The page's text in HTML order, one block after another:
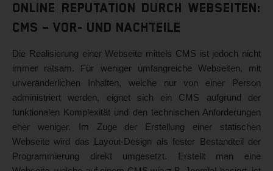
Online Reputation durch Webseiten:
CMS – Vor- und Nachteile
Die Realisierung einer Webseite mittels CMS ist jedoch nicht
immer ratsam. Für weniger umfangreiche Webseiten, mit
unveränderlichen Inhalten, welche nur von einer Person
administriert werden, eignet sich ein CMS aufgrund der
funktionalen Komplexität und den technischen Anforderungen
eher weniger. Im Zuge der Erstellung einer statischen
Webseite wird das Layout-Design als fester Bestandteil der
Programmierung direkt umgesetzt. Erstellt man eine